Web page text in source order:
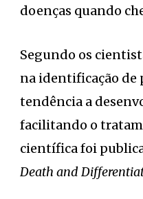
doenças quando
Segundo os
na identificação de
tendência a
facilitando o
científica foi
Death and